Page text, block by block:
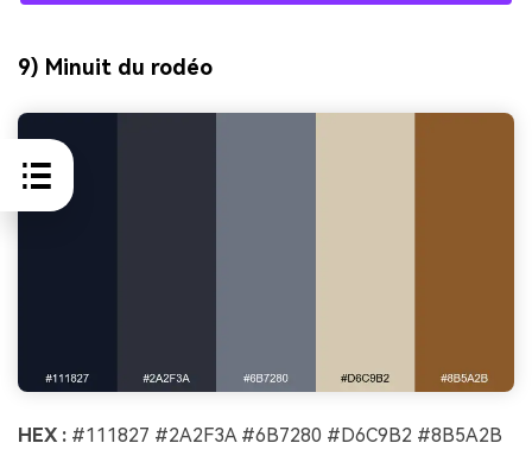
9) Minuit du rodéo
HEX : #111827 #2A2F3A #6B7280 #D6C9B2 #8B5A2B